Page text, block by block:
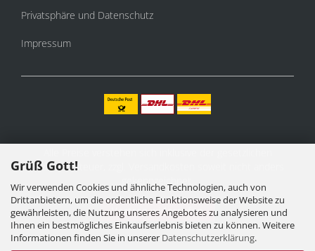
Grüß Gott!
Wir verwenden Cookies und ähnliche Technologien, auch von
Drittanbietern, um die ordentliche Funktionsweise der Website zu
gewährleisten, die Nutzung unseres Angebotes zu analysieren und
Ihnen ein bestmögliches Einkaufserlebnis bieten zu können. Weitere
Informationen finden Sie in unserer Datenschutzerklärung.
Privatsphäre und Datenschutz
Impressum
Mehrwertsteuer, zzgl.
gekennzeichnet.
Vertrag widerrufen